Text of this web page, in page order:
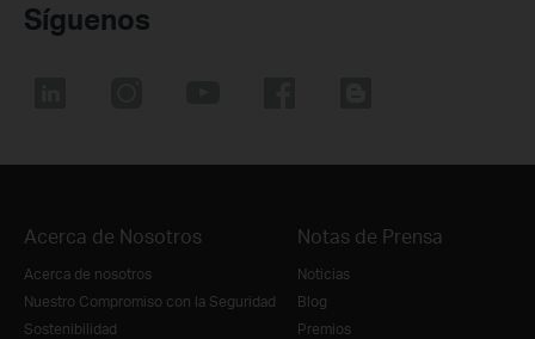
Síguenos
Acerca de Nosotros
Acerca de nosotros
Nuestro Compromiso con la Seguridad
Sostenibilidad
Notas de Prensa
Noticias
Blog
Premios